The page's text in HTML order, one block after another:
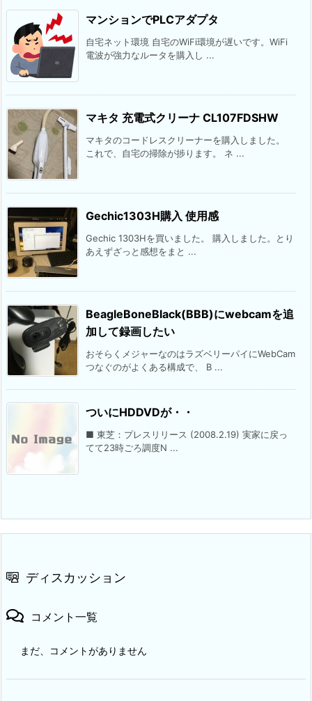
マンションでPLCアダプタ
自宅ネット環境 自宅のWiFi環境が遅いです。WiFi
電波が強力なルータを購入し ...
マキタ 充電式クリーナ CL107FDSHW
マキタのコードレスクリーナーを購入しました。
これで、自宅の掃除が捗ります。 ネ ...
Gechic1303H購入 使用感
Gechic 1303Hを買いました。 購入しました。とり
あえずざっと感想をまと ...
BeagleBoneBlack(BBB)にwebcamを追
加して録画したい
おそらくメジャーなのはラズベリーパイにWebCam
つなぐのがよくある構成で、 B ...
ついにHDDVDが・・
■ 東芝：プレスリリース (2008.2.19) 実家に戻っ
てて23時ごろ調度N ...
ディスカッション
コメント一覧
まだ、コメントがありません